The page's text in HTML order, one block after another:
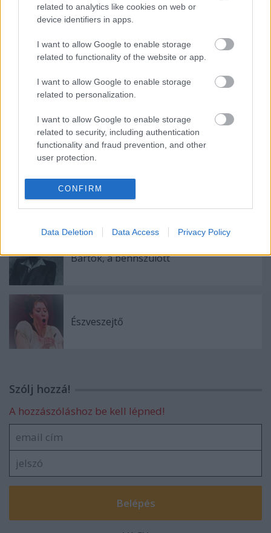
related to analytics like cookies on web or
device identifiers in apps.
I want to allow Google to enable storage
related to functionality of the website or app.
I want to allow Google to enable storage
related to personalization.
I want to allow Google to enable storage
related to security, including authentication
functionality and fraud prevention, and other
user protection.
CONFIRM
Data Deletion Data Access Privacy Policy
Ajánlott bejegyzések:
Fordított Orfeusz
Vigyázat, csókol!
Bartók, a bennszülött
Észveszejtő
Szólj hozzá!
A hozzászóláshoz be kell lépned!